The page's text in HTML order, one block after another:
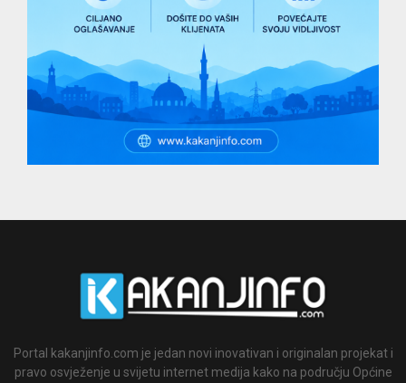
Portal kakanjinfo.com je jedan novi inovativan i originalan projekat i
pravo osvježenje u svijetu internet medija kako na području Općine